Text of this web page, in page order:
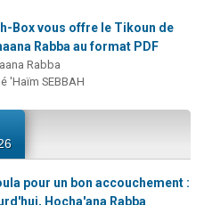
Box vous offre le Tikoun de
Rabba au format PDF
Rabba
'Haïm SEBBAH
pour un bon accouchement :
Hocha'ana Rabba